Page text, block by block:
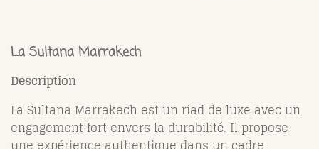
La Sultana Marrakech
Description
La Sultana Marrakech est un riad de luxe avec un
engagement fort envers la durabilité. Il propose